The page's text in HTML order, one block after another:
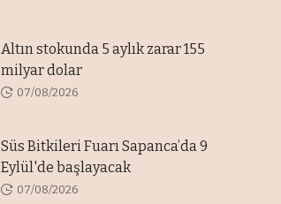
Altın stokunda 5 aylık zarar 155
milyar dolar
07/08/2026
Süs Bitkileri Fuarı Sapanca’da 9
Eylül'de başlayacak
07/08/2026